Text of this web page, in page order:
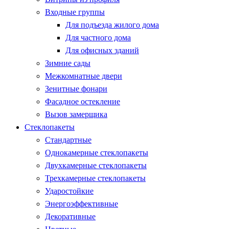
Входные группы
Для подъезда жилого дома
Для частного дома
Для офисных зданий
Зимние сады
Межкомнатные двери
Зенитные фонари
Фасадное остекление
Вызов замерщика
Стеклопакеты
Стандартные
Однокамерные стеклопакеты
Двухкамерные стеклопакеты
Трехкамерные стеклопакеты
Ударостойкие
Энергоэффективные
Декоративные